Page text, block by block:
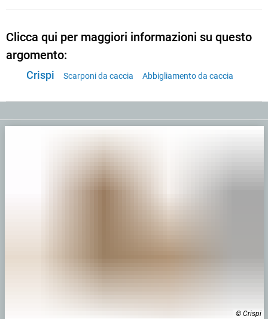
Clicca qui per maggiori informazioni su questo
argomento:
Crispi Scarponi da caccia Abbigliamento da caccia
© Crispi